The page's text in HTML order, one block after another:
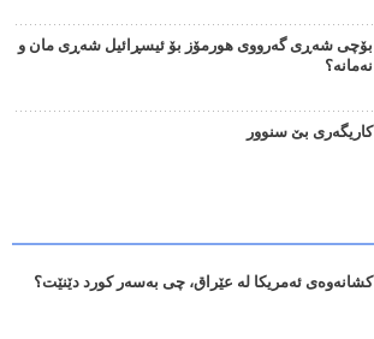
بۆچی شەڕی گەرووی هورمۆز بۆ ئیسڕائیل شەڕی مان و
نەمانە؟
کاریگەری بێ سنوور
کشانەوەی ئەمریکا لە عێراق، چی بەسەر کورد دێنێت؟